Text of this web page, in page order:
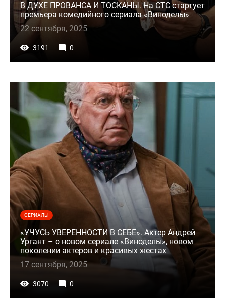
В ДУХЕ ПРОВАНСА И ТОСКАНЫ. На СТС стартует
премьера комедийного сериала «Виноделы»
22 сентября, 2025
3191 0
СЕРИАЛЫ
«УЧУСЬ УВЕРЕННОСТИ В СЕБЕ». Актер Андрей
Ургант – о новом сериале «Виноделы», новом
поколении актеров и красивых жестах
17 сентября, 2025
3070 0